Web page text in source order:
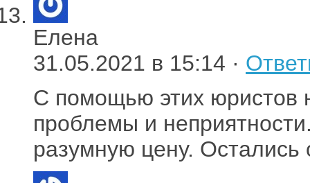
Елена
31.05.2021 в 15:14 ·
С помощью этих юристов
проблемы и
разумную цену.